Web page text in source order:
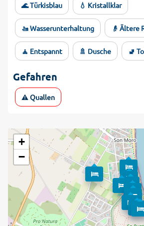
🌊 Türkisblau 💧 Kristallklar
🚤 Wasserunterhaltung 👴 Ältere
🧘 Entspannt 🚿 Dusche 🚽
Gefahren
⚠️ Quallen
+
−